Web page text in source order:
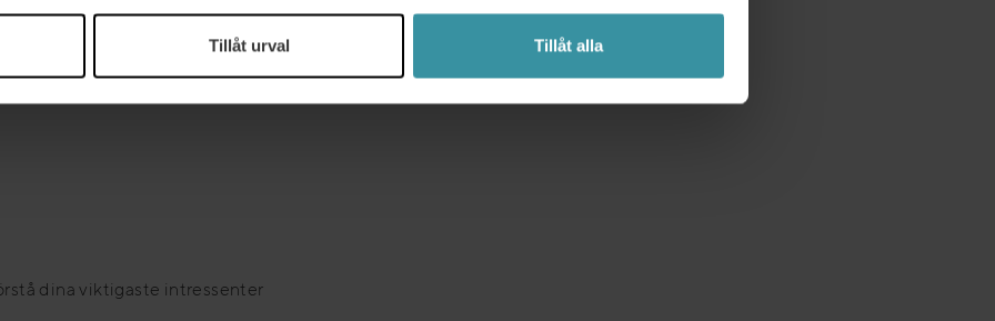
Tillåt urval Tillåt alla
dina viktigaste intressenter